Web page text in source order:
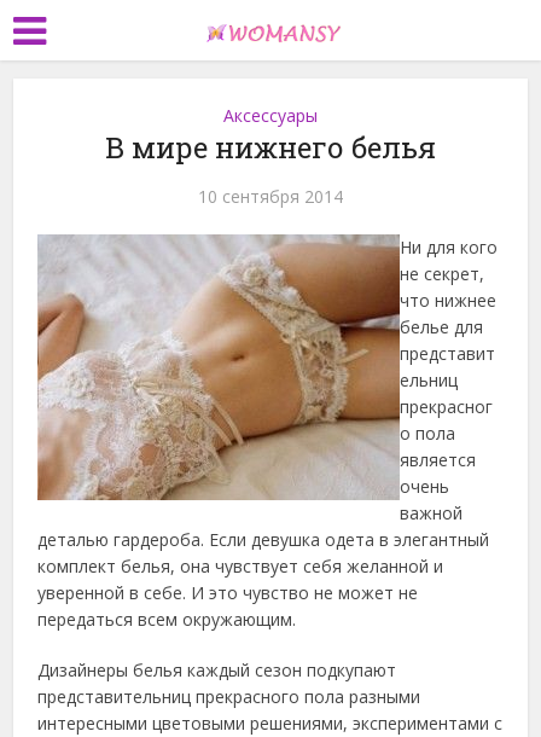
Аксессуары
В мире нижнего белья
10 сентября 2014
Ни для кого
не секрет,
что нижнее
белье для
представит
ельниц
прекрасног
о пола
является
очень
важной
деталью гардероба. Если девушка одета в элегантный
комплект белья, она чувствует себя желанной и
уверенной в себе. И это чувство не может не
передаться всем окружающим.
Дизайнеры белья каждый сезон подкупают
представительниц прекрасного пола разными
интереснымицветовыми решениями, экспериментами с